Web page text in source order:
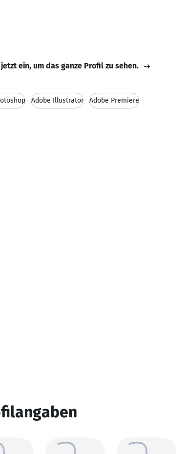
jetzt ein, um das ganze Profil zu sehen.
Adobe Illustrator Adobe Premiere